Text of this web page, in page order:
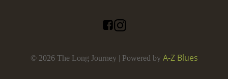
© 2026 The Long Journey | Powered by A-Z Blues